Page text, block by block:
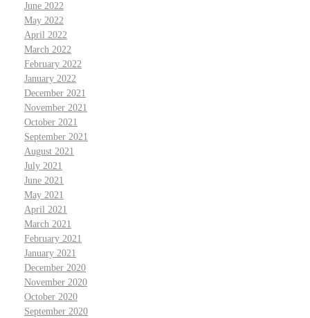
June 2022
May 2022
April 2022
March 2022
February 2022
January 2022
December 2021
November 2021
October 2021
September 2021
August 2021
July 2021
June 2021
May 2021
April 2021
March 2021
February 2021
January 2021
December 2020
November 2020
October 2020
September 2020